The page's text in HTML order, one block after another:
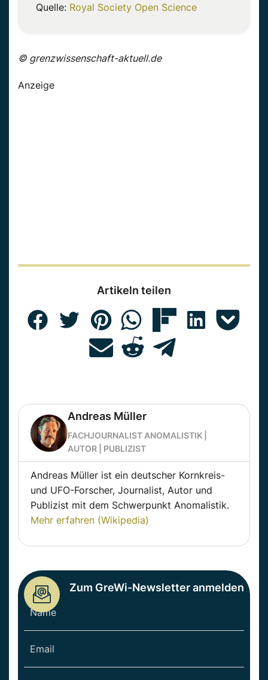
Quelle: Royal Society Open Science
© grenzwissenschaft-aktuell.de
Anzeige
Artikeln teilen
Andreas Müller
FACHJOURNALIST ANOMALISTIK |
AUTOR | PUBLIZIST
Andreas Müller ist ein deutscher Kornkreis-
und UFO-Forscher, Journalist, Autor und
Publizist mit dem Schwerpunkt Anomalistik.
Mehr erfahren (Wikipedia)
Zum GreWi-Newsletter anmelden